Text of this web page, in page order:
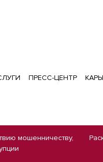
ПРЕСС-ЦЕНТР
мошенничеству,